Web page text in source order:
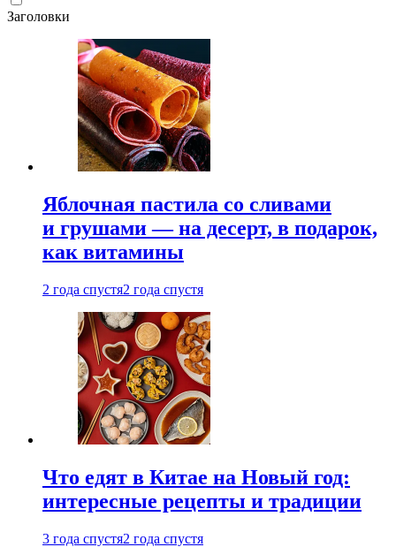
Заголовки
Яблочная пастила со сливами
и грушами — на десерт, в подарок,
как витамины
2 года спустя2 года спустя
Что едят в Китае на Новый год:
интересные рецепты и традиции
3 года спустя2 года спустя